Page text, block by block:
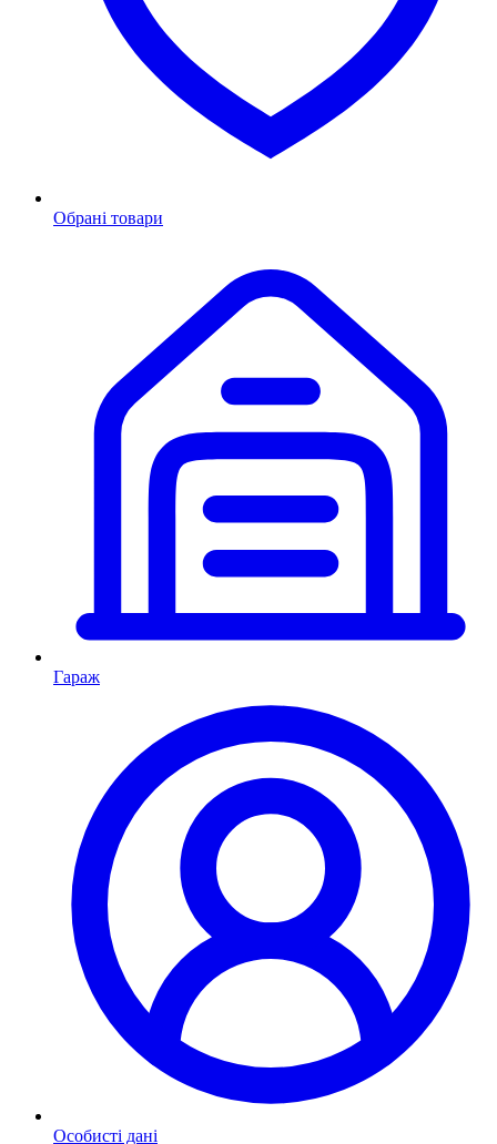
Обрані товари
Гараж
Особисті дані